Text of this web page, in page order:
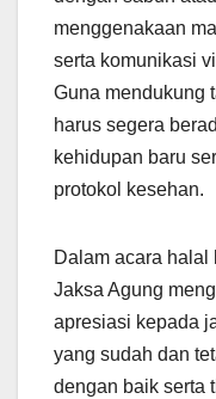
menggenakaan
serta komunikasi
Guna mendukung
harus segera
kehidupan baru
protokol kesehan.
Dalam acara
Jaksa Agung
apresiasi kepada
yang sudah dan
dengan baik serta